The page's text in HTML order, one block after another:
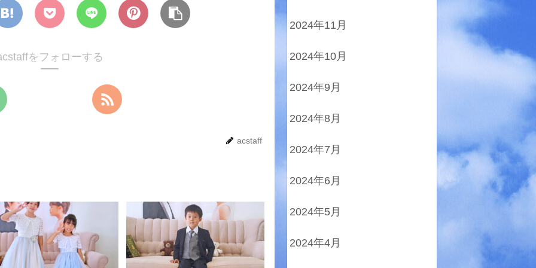
をフォローする
acstaff
2024年11月
2024年10月
2024年9月
2024年8月
2024年7月
2024年6月
2024年5月
2024年4月